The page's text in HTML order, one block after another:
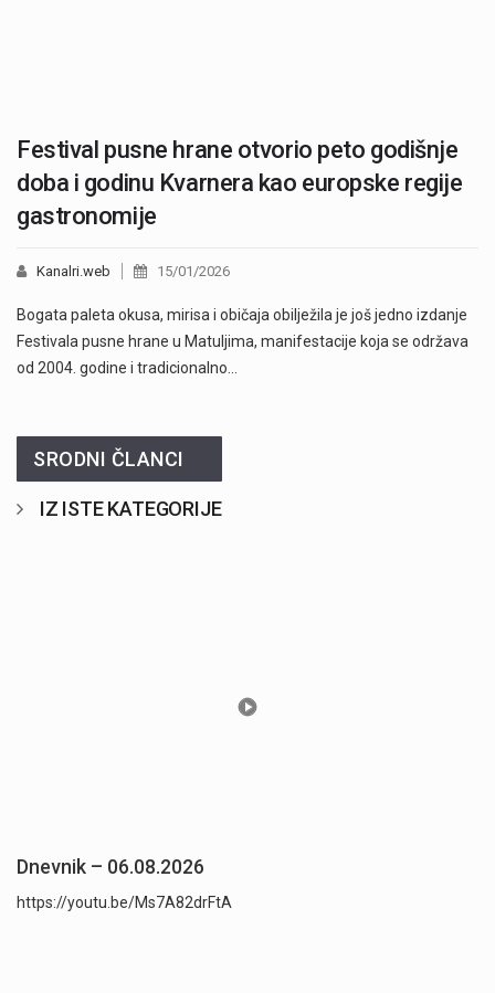
Festival pusne hrane otvorio peto godišnje
doba i godinu Kvarnera kao europske regije
gastronomije
Kanalri.web 15/01/2026
Bogata paleta okusa, mirisa i običaja obilježila je još jedno izdanje
Festivala pusne hrane u Matuljima, manifestacije koja se održava
od 2004. godine i tradicionalno…
SRODNI ČLANCI
IZ ISTE KATEGORIJE
Dnevnik – 06.08.2026
https://youtu.be/Ms7A82drFtA